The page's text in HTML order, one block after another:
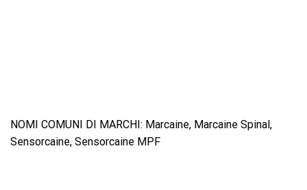
NOMI COMUNI DI MARCHI: Marcaine, Marcaine Spinal,
Sensorcaine, Sensorcaine MPF